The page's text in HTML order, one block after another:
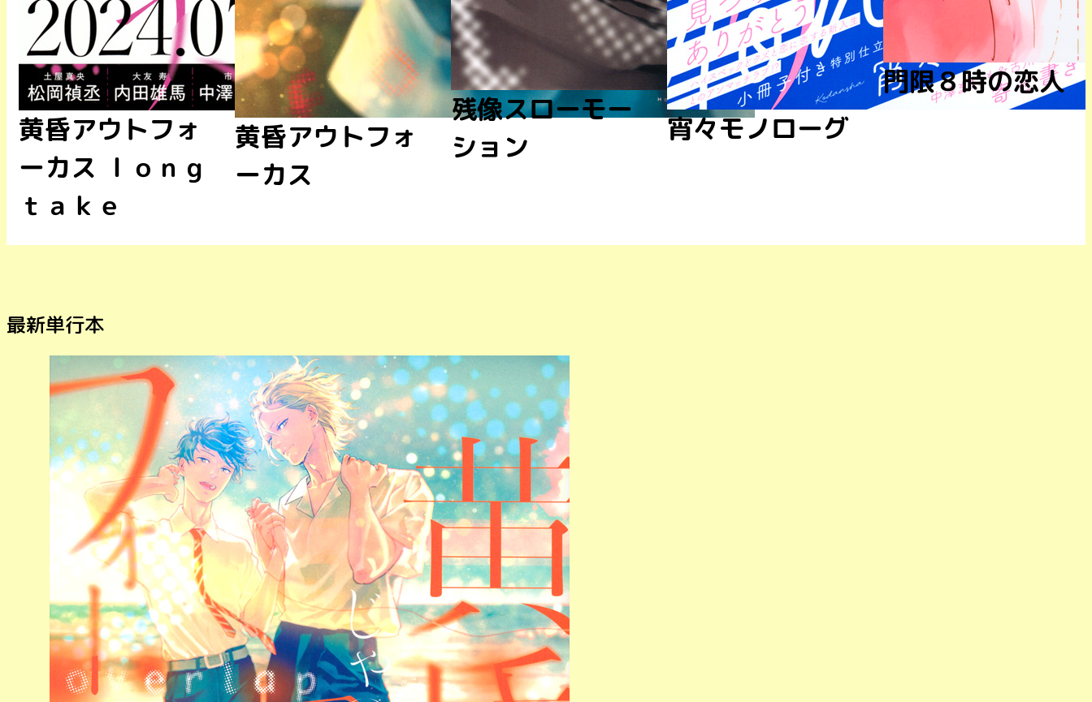
黄昏アウトフォ
ーカス ｌｏｎｇ
ｔａｋｅ
黄昏アウトフォ
ーカス
残像スローモー
ション
宵々モノローグ
門限８時の恋人
最新単行本